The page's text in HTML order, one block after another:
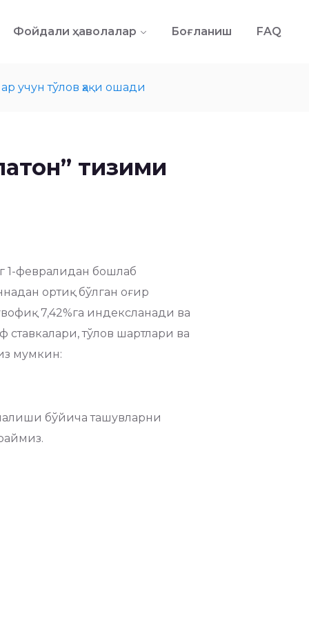
Фойдали ҳаволалар Боғланиш FAQ
учун тўлов ҳақи ошади
тизими
1-февралидан бошлаб
ортиқ бўлган оғир
7,42%га индексланади ва
тўлов шартлари ва
мумкин:
бўйича ташувларни